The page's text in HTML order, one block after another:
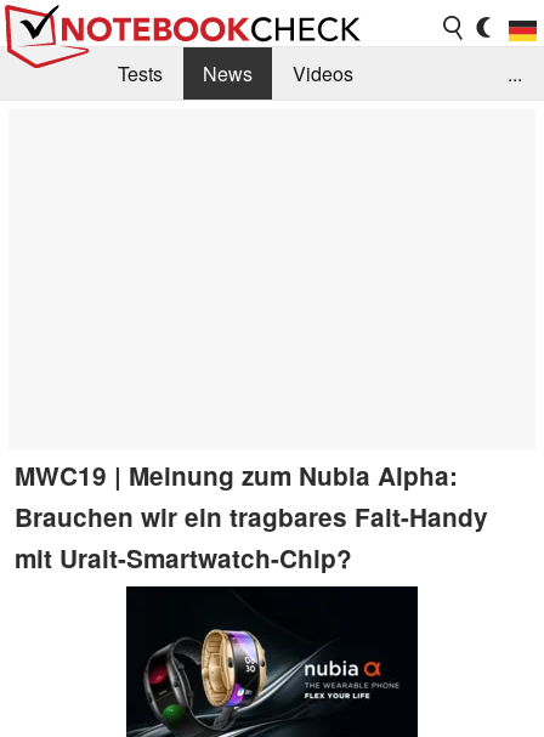
Tests News
Videos
...
MWC19 | Meinung zum Nubia Alpha:
Brauchen wir ein tragbares Falt-Handy
mit Uralt-Smartwatch-Chip?